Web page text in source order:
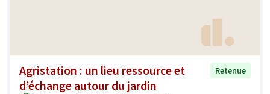
Agristation : un lieu ressource et
d’échange autour du jardin
Retenue